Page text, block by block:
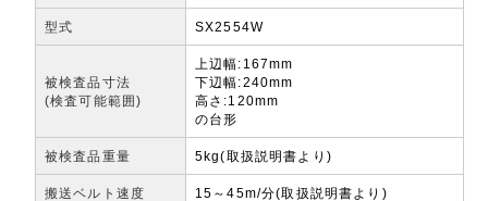
型式 SX2554W
被検査品寸法
(検査可能範囲)
上辺幅:167mm
下辺幅:240mm
高さ:120mm
の台形
被検査品重量 5kg(取扱説明書より)
搬送ベルト速度 15～45m/分(取扱説明書より)